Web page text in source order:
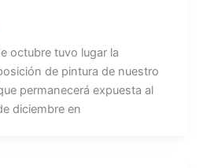
octubre tuvo lugar la
de pintura de nuestro
permanecerá expuesta al
diciembre en